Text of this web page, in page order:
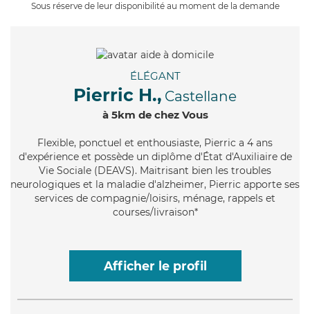
Sous réserve de leur disponibilité au moment de la demande
ÉLÉGANT
Pierric H., Castellane
à 5km de chez Vous
Flexible, ponctuel et enthousiaste, Pierric a 4 ans
d'expérience et possède un diplôme d'État d'Auxiliaire de
Vie Sociale (DEAVS). Maitrisant bien les troubles
neurologiques et la maladie d'alzheimer, Pierric apporte ses
services de compagnie/loisirs, ménage, rappels et
courses/livraison*
Afficher le profil